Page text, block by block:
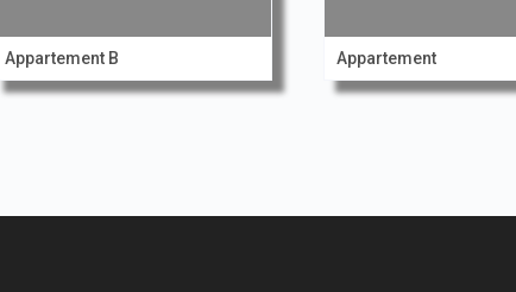
Appartement B Appartement